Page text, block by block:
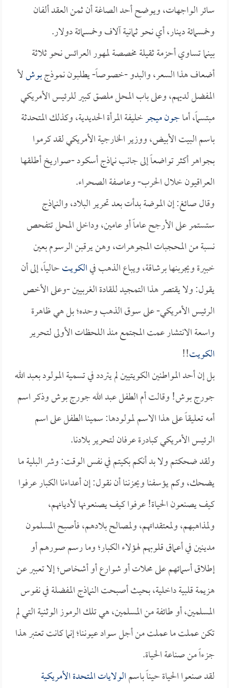
سائر الواجهات، ويوضح أحد الصاغة أن ثمن العقد ألفان
وخمسمائة دينار، أي نحو ثمانية آلاف وخمسمائة دولار.
بينما تساوي أحزمة ثقيلة مخصصة لمهور العرائس نحو ثلاثة
أضعاف هذا السعر، والبدو -خصوصاً- يطلبون نموذجبوشلأ
المفضل لديهم، وعلى باب المحل ملصق كبير للرئيس الأمريكي
مبتسماً، أماجون ميجرخليفة المرأة الحديدية، وكذلك المتحدثة
باسم البيت الأبيض، ووزير الخارجية الأمريكي لقد كرموا
بجواهر أكثر تواضعاً إلى جانب نماذج أسكود -صواريخ أطلقها
العراقيون خلال الحرب- وعاصفة الصحراء.
وقال صائغ: إن الموضة بدأت بعد تحرير البلاد، والنماذج
ستستمر على الأرجح عاماً أو عامين، وداخل المحل تتفحص
نسبة من المحجبات المجوهرات، وهن يرقبن الرسوم بعين
خبيرة ويجربنها برشاقة، ويباع الذهب فيالكويتحالياً، إلى أن
يقول: ولا يقتصر هذا التمجيد للقادة الغربيين -وعلى الأخص
الرئيس الأمريكي- على سوق الذهب وحده؛ بل هي ظاهرة
واسعة الانتشار عمت المجتمع منذ اللحظات الأولى لتحرير
الكويت!!
بل إن أحد المواطنين الكويتيين لم يتردد في تسمية المولود بعبد الله
جورج بوش! وقالت أم الطفل عبد الله جورج بوش وذكر اسم
أمه تعليقاً على هذا الاسم لمولودها: سمينا الطفل على اسم
الرئيس الأمريكي كبادرة عرفان لتحرير بلادنا.
ولقد ضحكتم ولا بد أنكم بكيتم في نفس الوقت: وشر البلية ما
يضحك، وكم يؤسفنا ويحزننا أن نقول: إن أعداءنا الكبار عرفوا
كيف يصنعون الحياة! عرفوا كيف يصنعونها لأديانهم،
ولمذاهبهم، ولمعتقداتهم، ولمصالح بلادهم، فأصبح المسلمون
مدينين في أعماق قلوبهم لهؤلاء الكبار؛ وما رسم صورهم أو
إطلاق أسمائهم على محلات أو شوارع أو أشخاص؛ إلا تعبير عن
هزيمة قلبية داخلية، بحيث أصبحت النماذج المفضلة في نفوس
المسلمين، أو طائفة من المسلمين، هي تلك الرموز الوثنية التي لم
تكن عملت ما عملت من أجل سواد عيوننا؛ إنما كانت تعتبر هذا
جزءاً من صناعة الحياة.
لقد صنعوا الحياة حيناً باسمالولايات المتحدة الأمريكية